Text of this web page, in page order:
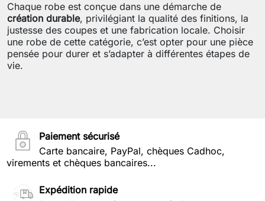
Chaque robe est conçue dans une démarche de
création durable, privilégiant la qualité des finitions, la
justesse des coupes et une fabrication locale. Choisir
une robe de cette catégorie, c’est opter pour une pièce
pensée pour durer et s’adapter à différentes étapes de
vie.
Paiement sécurisé
Carte bancaire, PayPal, chèques Cadhoc,
virements et chèques bancaires...
Expédition rapide